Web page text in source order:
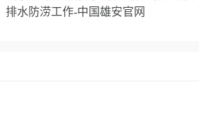
排水防涝工作-中国雄安官网